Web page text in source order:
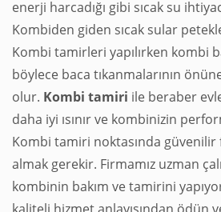
enerji harcadığı gibi sıcak su
Kombiden giden sıcak sular
Kombi tamirleri yapılırken kombi
böylece baca tıkanmalarının
olur. Kombi tamiri ile beraber
daha iyi ısınır ve kombinizin
Kombi tamiri noktasında
almak gerekir. Firmamız uzman
kombinin bakım ve tamirini